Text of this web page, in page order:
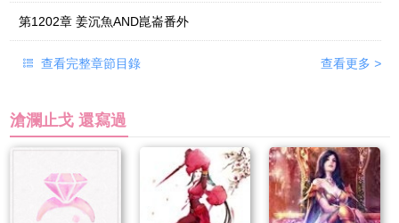
第1202章 姜沉魚AND崑崙番外
查看完整章節目錄 查看更多 >
滄瀾止戈 還寫過